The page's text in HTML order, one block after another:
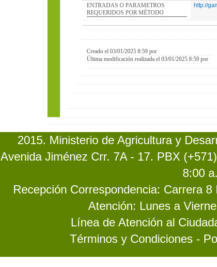
ENTRADAS O PARAMETROS
REQUERIDOS POR MÉTODO
http://
Creado el 03/01/2025 8:59 por
Última modificación realizada el 03/01/2025 8:59 por
2015. Ministerio de Agricultura y
Avenida Jiménez Crr. 7A - 17. PBX
8:00
Recepción Correspondencia: Carrera
Atención: Lunes a
Línea de Atención al
Términos y Condiciones -